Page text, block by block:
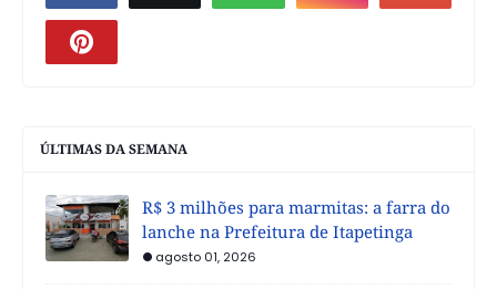
ÚLTIMAS DA SEMANA
R$ 3 milhões para marmitas: a farra do
lanche na Prefeitura de Itapetinga
agosto 01, 2026